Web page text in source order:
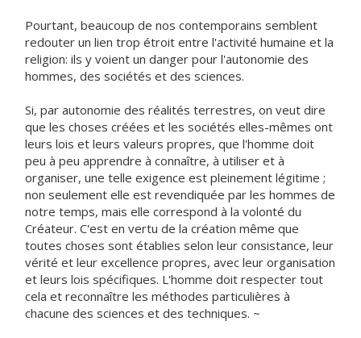
Pourtant, beaucoup de nos contemporains semblent
redouter un lien trop étroit entre l'activité humaine et la
religion: ils y voient un danger pour l'autonomie des
hommes, des sociétés et des sciences.
Si, par autonomie des réalités terrestres, on veut dire
que les choses créées et les sociétés elles-mêmes ont
leurs lois et leurs valeurs propres, que l'homme doit
peu à peu apprendre à connaître, à utiliser et à
organiser, une telle exigence est pleinement légitime ;
non seulement elle est revendiquée par les hommes de
notre temps, mais elle correspond à la volonté du
Créateur. C'est en vertu de la création même que
toutes choses sont établies selon leur consistance, leur
vérité et leur excellence propres, avec leur organisation
et leurs lois spécifiques. L'homme doit respecter tout
cela et reconnaître les méthodes particulières à
chacune des sciences et des techniques. ~